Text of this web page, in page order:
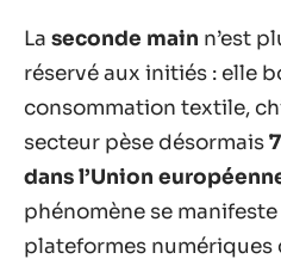
La seconde main n’est
réservé aux initiés : elle
consommation textile,
secteur pèse désormais
dans l’Union
phénomène se
plateformes numériques